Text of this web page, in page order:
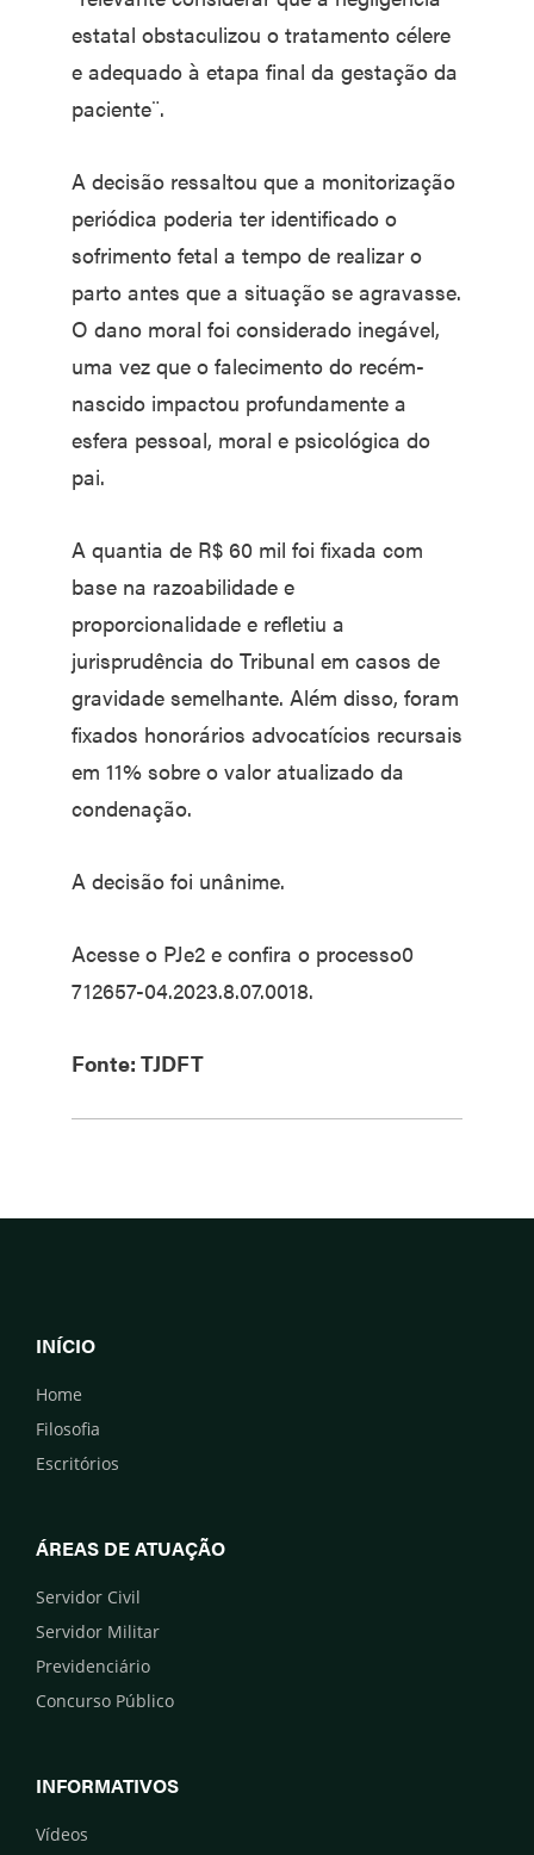
estatal obstaculizou o tratamento célere
e adequado à etapa final da gestação da
paciente¨.
A decisão ressaltou que a monitorização
periódica poderia ter identificado o
sofrimento fetal a tempo de realizar o
parto antes que a situação se agravasse.
O dano moral foi considerado inegável,
uma vez que o falecimento do recém-
nascido impactou profundamente a
esfera pessoal, moral e psicológica do
pai.
A quantia de R$ 60 mil foi fixada com
base na razoabilidade e
proporcionalidade e refletiu a
jurisprudência do Tribunal em casos de
gravidade semelhante. Além disso, foram
fixados honorários advocatícios recursais
em 11% sobre o valor atualizado da
condenação.
A decisão foi unânime.
Acesse o PJe2 e confira o processo0
712657-04.2023.8.07.0018.
Fonte: TJDFT
INÍCIO
Home
Filosofia
Escritórios
ÁREAS DE ATUAÇÃO
Servidor Civil
Servidor Militar
Previdenciário
Concurso Público
INFORMATIVOS
Vídeos